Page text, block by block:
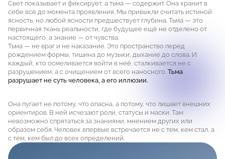
Свет показывает и фиксирует, а тьма — содержит. Она хранит в
себе всё до момента проявления. Мы привыкли считать истиной
ясность, но любой ясности предшествует глубина. Тьма — это
первичная ткань реальности, где будущее ещё не отделено от
настоящего, а знание — от чувства.
Тьма — не враг и не наказание. Это пространство перед
рождением формы, тишина до музыки, дыхание до слова. И
каждый, кто осмеливается войти в неё, сталкивается не с
разрушением, а с очищением от всего наносного.Тьма
разрушает не суть человека, а его иллюзии.
Она пугает не потому, что опасна, а потому, что лишает внешних
ориентиров. В ней исчезают роли, статусы и маски. Там
невозможно спрятаться за знаниями, мнением других или
образом себя. Человек впервые встречается не с тем, кем стал, а
с тем, кем был до всех определений.